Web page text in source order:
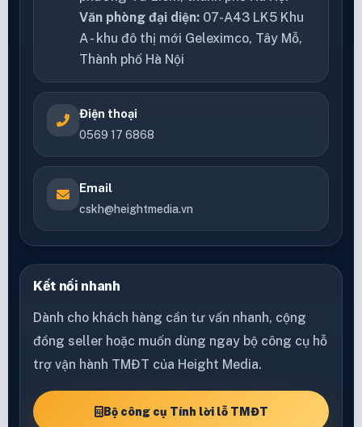
Văn phòng đại diện: 07-A43 LK5 Khu
A - khu đô thị mới Geleximco, Tây Mỗ,
Thành phố Hà Nội
Điện thoại
0569 17 6868
Email
cskh@heightmedia.vn
Kết nối nhanh
Dành cho khách hàng cần tư vấn nhanh, cộng
đồng seller hoặc muốn dùng ngay bộ công cụ hỗ
trợ vận hành TMĐT của Height Media.
Bộ công cụ Tính lời lỗ TMĐT